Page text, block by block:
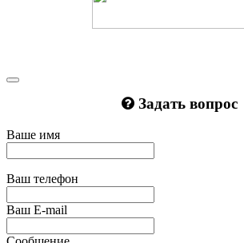
Задать вопрос
Ваше имя
Ваш телефон
Ваш E-mail